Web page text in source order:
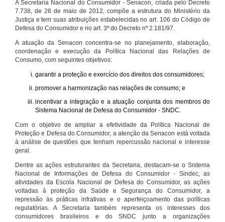
A Secretaria Nacional do Consumidor - Senacon, criada pelo Decreto
7.738, de 28 de maio de 2012, compõe a estrutura do Ministério da
Justiça e tem suas atribuições estabelecidas no art. 106 do Código de
Defesa do Consumidor e no art. 3º do Decreto nº 2.181/97.
A atuação da Senacon concentra-se no planejamento, elaboração,
coordenação e execução da Política Nacional das Relações de
Consumo, com seguintes objetivos:
garantir a proteção e exercício dos direitos dos consumidores;
promover a harmonização nas relações de consumo; e
incentivar a integração e a atuação conjunta dos membros do
Sistema Nacional de Defesa do Consumidor - SNDC.
Com o objetivo de ampliar a efetividade da Política Nacional de
Proteção e Defesa do Consumidor, a atenção da Senacon está voltada
à análise de questões que tenham repercussão nacional e interesse
geral.
Dentre as ações estruturantes da Secretaria, destacam-se o Sistema
Nacional de Informações de Defesa do Consumidor - Sindec, as
atividades da Escola Nacional de Defesa do Consumidor, as ações
voltadas à proteção da Saúde e Segurança do Consumidor, a
repressão às práticas infrativas e o aperfeiçoamento das políticas
regulatórias. A Secretaria também representa os interesses dos
consumidores brasileiros e do SNDC junto a organizações